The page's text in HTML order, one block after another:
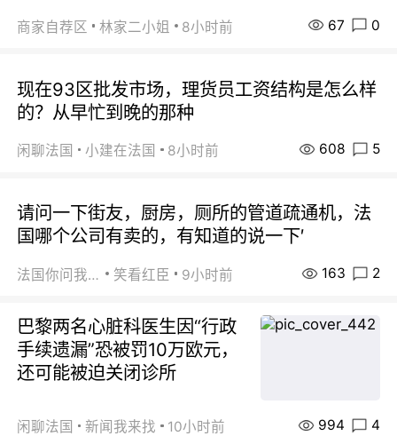
商家自荐区 林家二小姐 8小时前 67 0
现在93区批发市场，理货员工资结构是怎么样
的？从早忙到晚的那种
闲聊法国 小建在法国 8小时前 608 5
请问一下街友，厨房，厕所的管道疏通机，法
国哪个公司有卖的，有知道的说一下′
法国你问我答 笑看红臣 9小时前 163 2
巴黎两名心脏科医生因“行政
手续遗漏”恐被罚10万欧元，
还可能被迫关闭诊所
闲聊法国 新闻我来找 10小时前 994 4